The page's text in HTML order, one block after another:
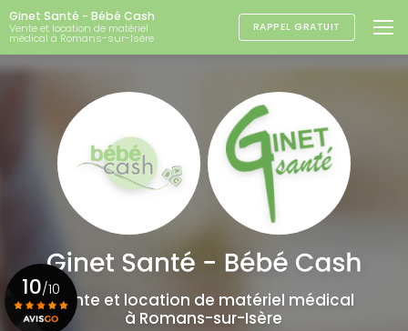
Aller
au
contenu
principal
Ginet Santé - Bébé Cash
Vente et location de matériel
médical à Romans-sur-Isère
RAPPEL GRATUIT
Vente et location de matériel médical
à Romans-sur-Isère
10/10